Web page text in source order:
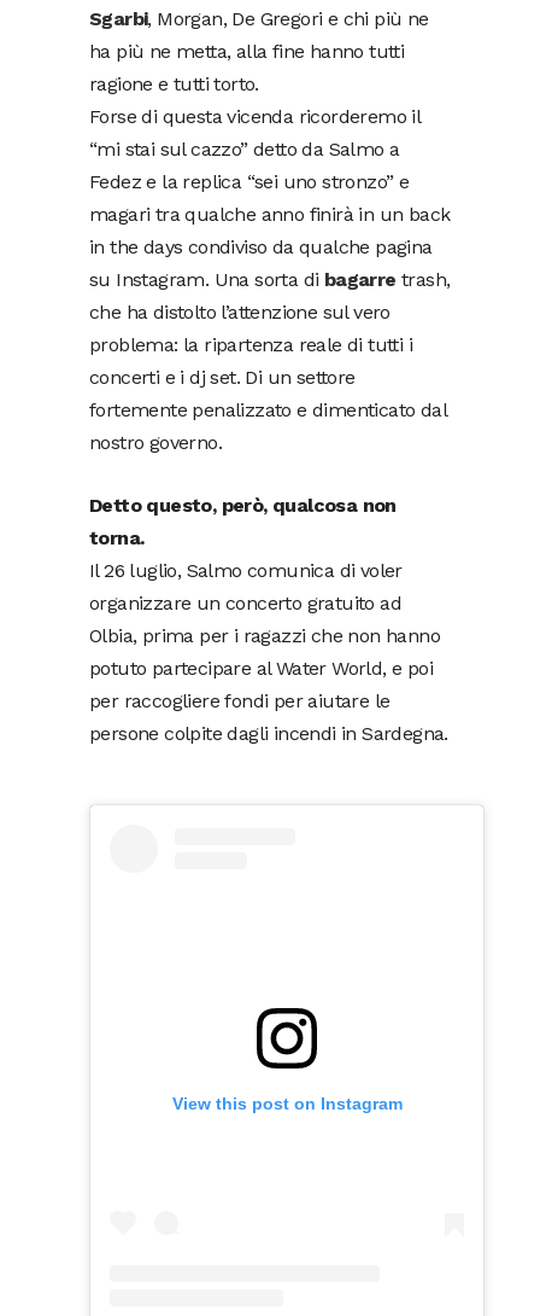
Sgarbi, Morgan, De Gregori e chi più ne
ha più ne metta, alla fine hanno tutti
ragione e tutti torto.
Forse di questa vicenda ricorderemo il
“mi stai sul cazzo” detto da Salmo a
Fedez e la replica “sei uno stronzo” e
magari tra qualche anno finirà in un back
in the days condiviso da qualche pagina
su Instagram. Una sorta di bagarre trash,
che ha distolto l’attenzione sul vero
problema: la ripartenza reale di tutti i
concerti e i dj set. Di un settore
fortemente penalizzato e dimenticato dal
nostro governo.
Detto questo, però, qualcosa non
torna.
Il 26 luglio, Salmo comunica di voler
organizzare un concerto gratuito ad
Olbia, prima per i ragazzi che non hanno
potuto partecipare al Water World, e poi
per raccogliere fondi per aiutare le
persone colpite dagli incendi in Sardegna.
View this post on Instagram